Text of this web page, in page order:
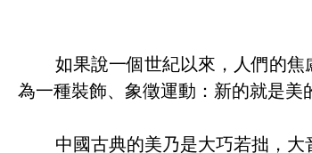
如果說一個世紀以來，人們的焦
為一種裝飾、象徵運動：新的就是美
中國古典的美乃是大巧若拙，大